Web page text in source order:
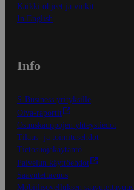
Kaikki ohjeet ja vinkit
In English
Info
S-Business yrityksille
Oiva-raportit
Osuuskauppojen yhteystiedot
Tilaus- ja toimitusehdot
Tietosuojakäytäntö
Palvelun käyttöehdot
Saavutettavuus
Mobiilisovelluksen saavutettavuus